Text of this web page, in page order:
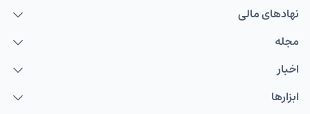
USDJPY
نهاد‌های مالی
مجله
اخبار
ابزارها